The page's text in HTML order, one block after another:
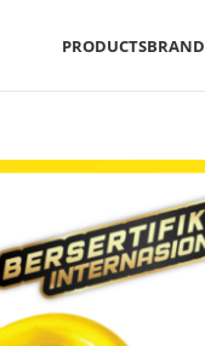
PRODUCTSBRAND